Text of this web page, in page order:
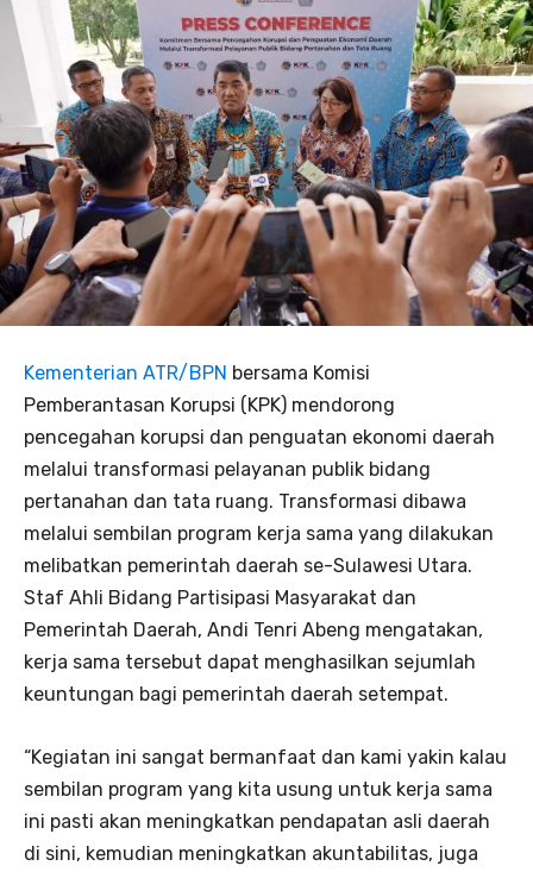
Kementerian ATR/BPN bersama Komisi
Pemberantasan Korupsi (KPK) mendorong
pencegahan korupsi dan penguatan ekonomi daerah
melalui transformasi pelayanan publik bidang
pertanahan dan tata ruang. Transformasi dibawa
melalui sembilan program kerja sama yang dilakukan
melibatkan pemerintah daerah se-Sulawesi Utara.
Staf Ahli Bidang Partisipasi Masyarakat dan
Pemerintah Daerah, Andi Tenri Abeng mengatakan,
kerja sama tersebut dapat menghasilkan sejumlah
keuntungan bagi pemerintah daerah setempat.
“Kegiatan ini sangat bermanfaat dan kami yakin kalau
sembilan program yang kita usung untuk kerja sama
ini pasti akan meningkatkan pendapatan asli daerah
di sini, kemudian meningkatkan akuntabilitas, juga